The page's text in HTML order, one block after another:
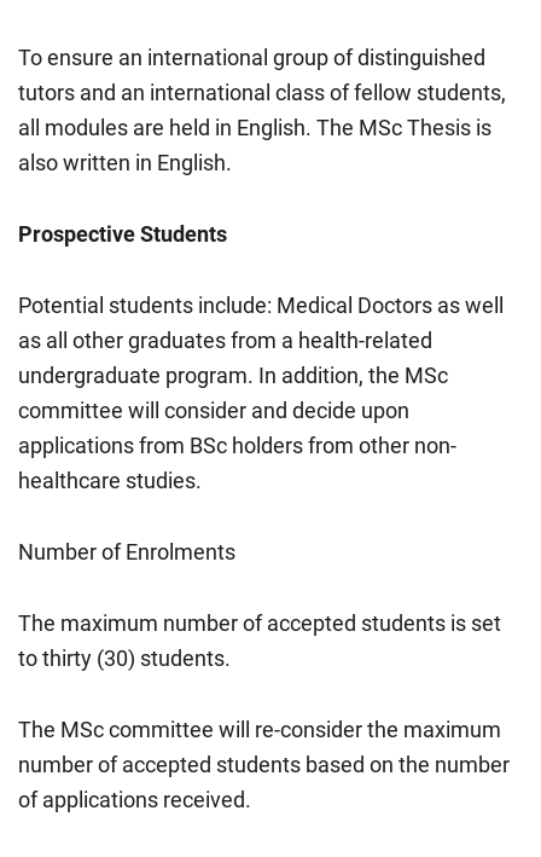
To ensure an international group of distinguished
tutors and an international class of fellow students,
all modules are held in English. The MSc Thesis is
also written in English.
Prospective Students
Potential students include: Medical Doctors as well
as all other graduates from a health-related
undergraduate program. In addition, the MSc
committee will consider and decide upon
applications from BSc holders from other non-
healthcare studies.
Number of Enrolments
The maximum number of accepted students is set
to thirty (30) students.
The MSc committee will re-consider the maximum
number of accepted students based on the number
of applications received.